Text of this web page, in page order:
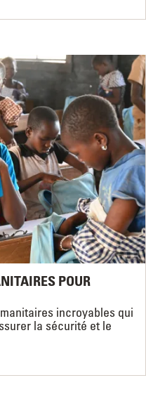
POUR
incroyables qui
la sécurité et le